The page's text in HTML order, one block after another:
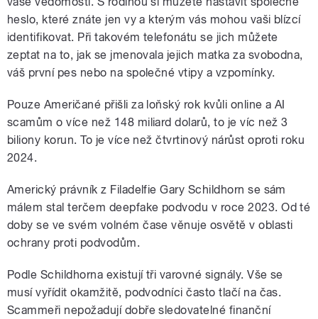
heslo, které znáte jen vy a kterým vás mohou vaši blízcí
identifikovat. Při takovém telefonátu se jich můžete
zeptat na to, jak se jmenovala jejich matka za svobodna,
váš první pes nebo na společné vtipy a vzpomínky.
Pouze Američané přišli za loňský rok kvůli online a AI
scamům o více než 148 miliard dolarů, to je víc než 3
biliony korun. To je více než čtvrtinový nárůst oproti roku
2024.
Americký právník z Filadelfie Gary Schildhorn se sám
málem stal terčem deepfake podvodu v roce 2023. Od té
doby se ve svém volném čase věnuje osvětě v oblasti
ochrany proti podvodům.
Podle Schildhorna existují tři varovné signály. Vše se
musí vyřídit okamžitě, podvodníci často tlačí na čas.
Scammeři nepožadují dobře sledovatelné finanční